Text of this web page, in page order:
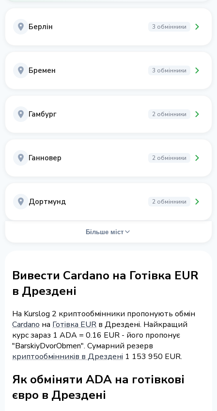
Берлін 3 обмінники
Бремен 3 обмінники
Гамбург 2 обмінники
Ганновер 2 обмінники
Дортмунд 2 обмінники
Більше міст
Вивести Cardano на Готівка EUR
в Дрездені
На Kurslog 2 криптообмінники пропонують обмін
Cardano на Готівка EUR в Дрездені. Найкращий
курс зараз 1 ADA = 0.16 EUR - його пропонує
"BarskiyDvorObmen". Сумарний резерв
криптообмінників в Дрездені 1 153 950 EUR.
Як обміняти ADA на готівкові
євро в Дрездені